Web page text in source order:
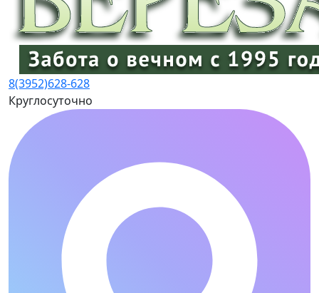
8(3952)628-628
Круглосуточно